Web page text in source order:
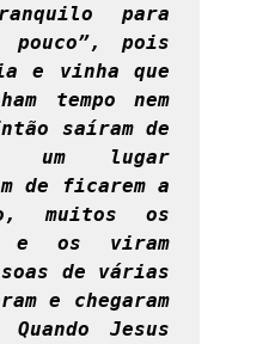
para
pouco”, pois
e vinha que
tempo nem
saíram de
um lugar
de ficarem a
muitos os
e os viram
de várias
e chegaram
Jesus